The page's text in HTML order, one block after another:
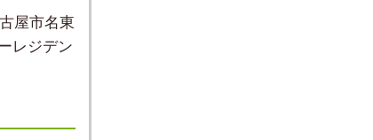
屋市名東
レジデン